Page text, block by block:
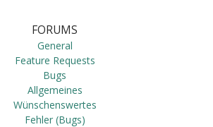
FORUMS
General
Feature Requests
Bugs
Allgemeines
Wünschenswertes
Fehler (Bugs)